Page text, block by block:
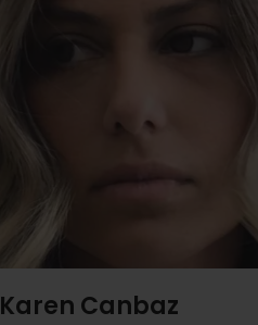
Karen Canbaz